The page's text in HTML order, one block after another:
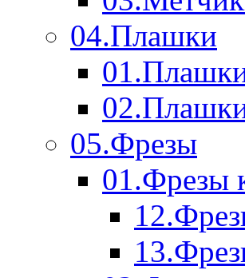
04.Плашки
05.Фрезы
01.Фрезы